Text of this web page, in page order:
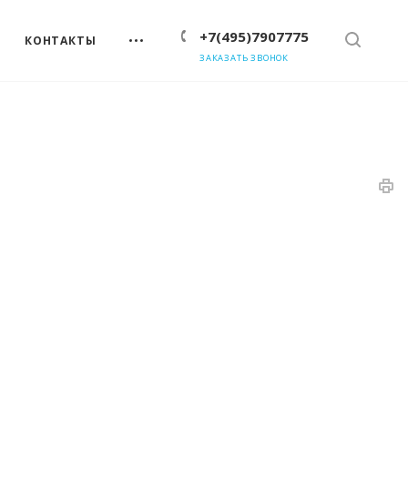
+7(495)7907775
ЗАКАЗАТЬ ЗВОНОК
КОНТАКТЫ